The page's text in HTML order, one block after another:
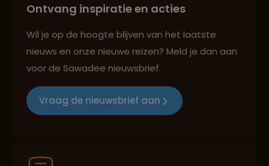
Groepsreizen mét indivuele vrijheid
Ontvang inspiratie en acties
Wil je op de hoogte blijven van het laatste
nieuws en onze nieuwe reizen? Meld je dan aan
voor de Sawadee nieuwsbrief.
Vraag de nieuwsbrief aan